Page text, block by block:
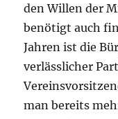
den Willen der
benötigt auch
Jahren ist die
verlässlicher
man bereits